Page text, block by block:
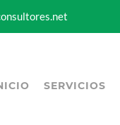
SERVICIOS